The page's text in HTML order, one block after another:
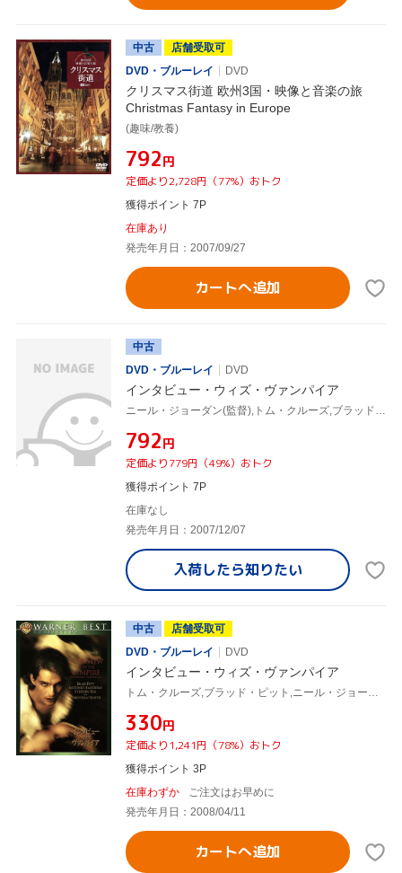
中古
店舗受取可
DVD・ブルーレイ
DVD
クリスマス街道 欧州3国・映像と音楽の旅
Christmas Fantasy in Europe
(趣味/教養)
¥792円
定価より2,728円（77%）おトク
獲得ポイント 7P
在庫あり
発売年月日：2007/09/27
カートへ追加
中古
DVD・ブルーレイ
DVD
インタビュー・ウィズ・ヴァンパイア
ニール・ジョーダン(監督),トム・クルーズ,ブラッド・ピット
¥792円
定価より779円（49%）おトク
獲得ポイント 7P
在庫なし
発売年月日：2007/12/07
入荷したら知りたい
中古
店舗受取可
DVD・ブルーレイ
DVD
インタビュー・ウィズ・ヴァンパイア
トム・クルーズ,ブラッド・ピット,ニール・ジョーダン(監督),アン・ライス(原作、脚本)
¥330円
定価より1,241円（78%）おトク
獲得ポイント 3P
在庫わずか
ご注文はお早めに
発売年月日：2008/04/11
カートへ追加